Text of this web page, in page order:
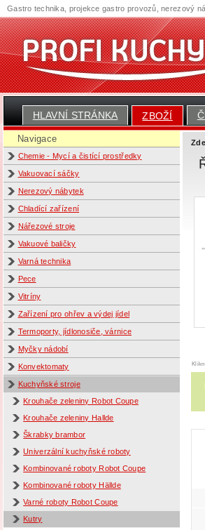
HLAVNÍ STRÁNKA ZBOŽÍ
Navigace
Chemie - Mycí a čistící prostředky
Vakuovací sáčky
Nerezový nábytek
Chladící zařízení
Nářezové stroje
Vakuové baličky
Varná technika
Pece
Vitríny
Zařízení pro ohřev a výdej jídel
Termoporty, jídlonosiče, várnice
Myčky nádobí
Konvektomaty
Kuchyňské stroje
Krouhače zeleniny Robot Coupe
Krouhače zeleniny Hallde
Škrabky brambor
Univerzální kuchyňské roboty
Kombinované roboty Robot Coupe
Kombinované roboty Hällde
Varné roboty Robot Coupe
Kutry
Gastro technika, projekce gastro provozů, nerezový